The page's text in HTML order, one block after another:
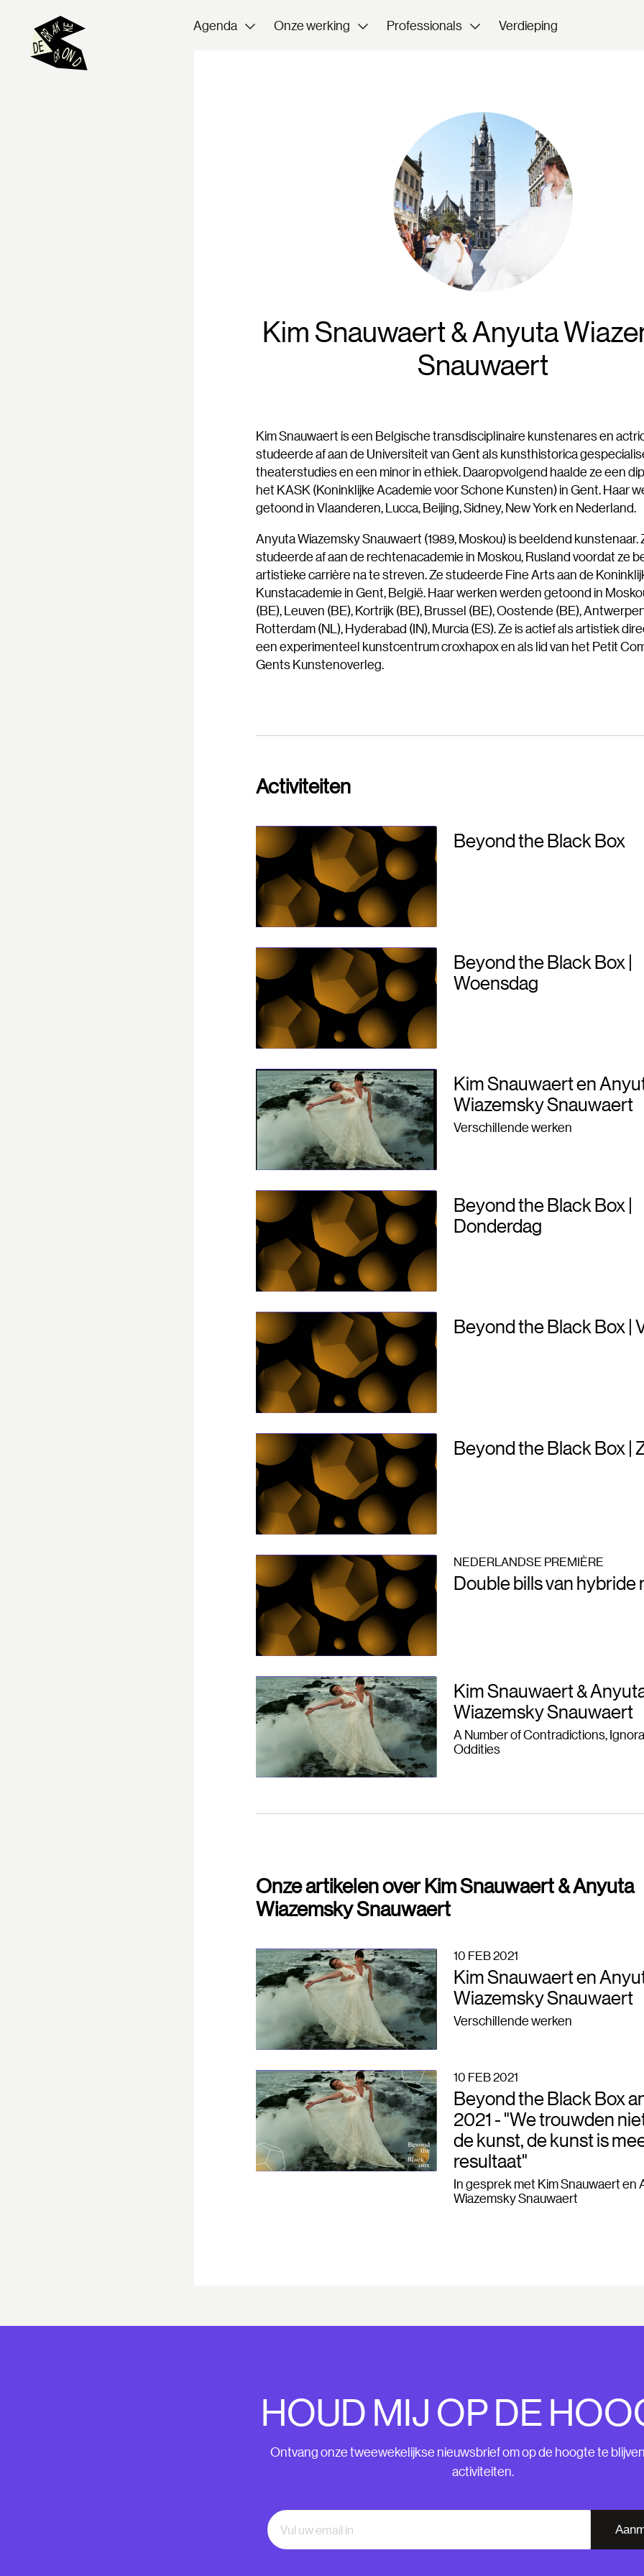
Agenda Onze werking Professionals Verdieping
Kim Snauwaert & Anyuta
Snauwaert
Kim Snauwaert is een Belgische transdisciplinaire kunstenares en
studeerde af aan de Universiteit van Gent als kunsthistorica
theaterstudies en een minor in ethiek. Daaropvolgend haalde ze een
het KASK (Koninklijke Academie voor Schone Kunsten) in Gent. Haar
getoond in Vlaanderen, Lucca, Beijing, Sidney, New York en Nederland.
Anyuta Wiazemsky Snauwaert (1989, Moskou) is beeldend kunstenaar.
studeerde af aan de rechtenacademie in Moskou, Rusland voordat ze
artistieke carrière na te streven. Ze studeerde Fine Arts aan de
Kunstacademie in Gent, België. Haar werken werden getoond in
(BE), Leuven (BE), Kortrijk (BE), Brussel (BE), Oostende (BE),
Rotterdam (NL), Hyderabad (IN), Murcia (ES). Ze is actief als artistiek
een experimenteel kunstcentrum croxhapox en als lid van het Petit
Gents Kunstenoverleg.
Activiteiten
Beyond the Black Box
Beyond the Black Box |
Woensdag
Kim Snauwaert en
Wiazemsky Snauwaert
Verschillende werken
Beyond the Black Box |
Donderdag
Beyond the Black Box |
Beyond the Black Box |
NEDERLANDSE PREMIÈRE
Double bills van hybride
Kim Snauwaert &
Wiazemsky Snauwaert
A Number of Contradictions,
Oddities
Onze artikelen over Kim Snauwaert & Anyuta
Wiazemsky Snauwaert
10 FEB 2021
Kim Snauwaert en
Wiazemsky Snauwaert
Verschillende werken
10 FEB 2021
Beyond the Black Box
2021 - "We trouwden
de kunst, de kunst is
resultaat"
In gesprek met Kim Snauwaert en
Wiazemsky Snauwaert
HOUD MIJ OP DE
Ontvang onze tweewekelijkse nieuwsbrief om op de hoogte te
activiteiten.